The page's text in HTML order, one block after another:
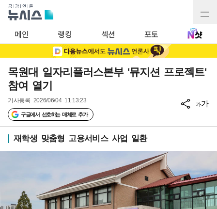
메인 랭킹 섹션 포토
목원대 일자리플러스본부 '뮤지션 프로젝트'
참여 열기
기사등록 2026/06/04 11:13:23
구글에서 선호하는 매체로 추가
가가
재학생 맞춤형 고용서비스 사업 일환